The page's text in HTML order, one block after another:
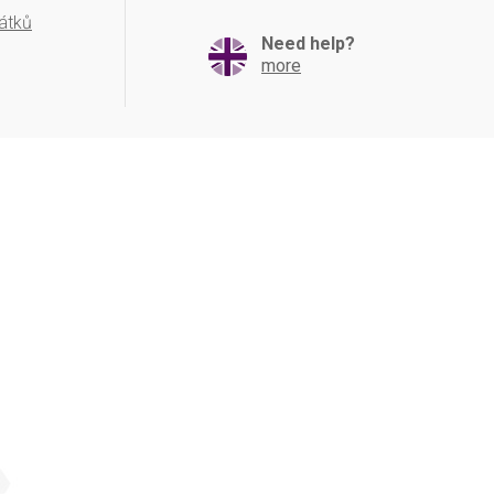
Need help?
more